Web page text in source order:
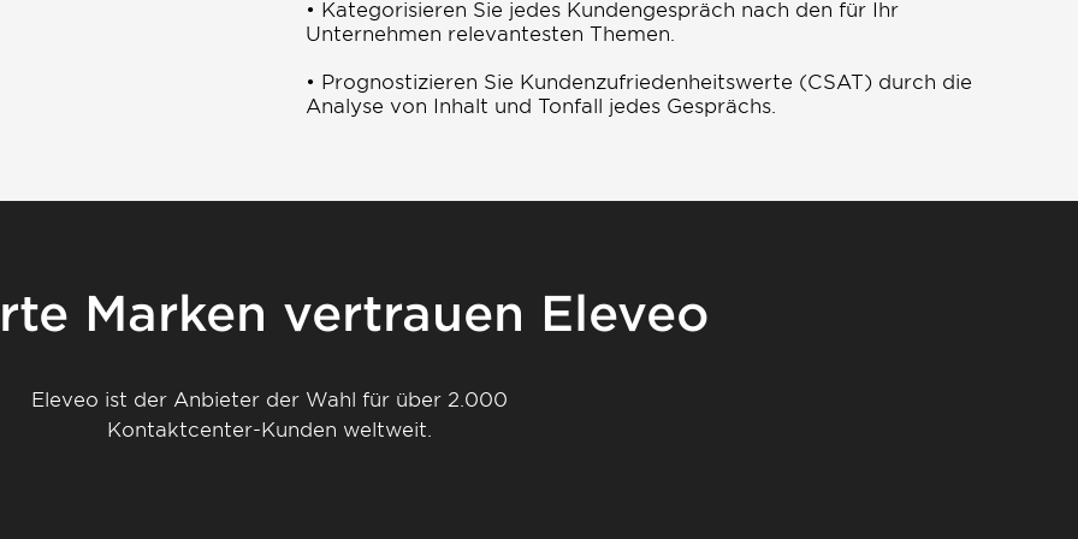
• Kategorisieren Sie jedes Kundengespräch nach den für Ihr
Unternehmen relevantesten Themen.
• Prognostizieren Sie Kundenzufriedenheitswerte (CSAT) durch die
Analyse von Inhalt und Tonfall jedes Gesprächs.
Marken vertrauen Eleveo
Eleveo ist der Anbieter der Wahl für über 2.000
Kontaktcenter-Kunden weltweit.